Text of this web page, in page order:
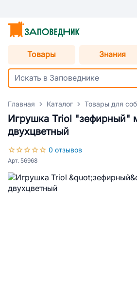
Товары Знания
Главная Каталог Товары для
Игрушка Triol "зефирный"
двухцветный
0 отзывов
Арт. 56968